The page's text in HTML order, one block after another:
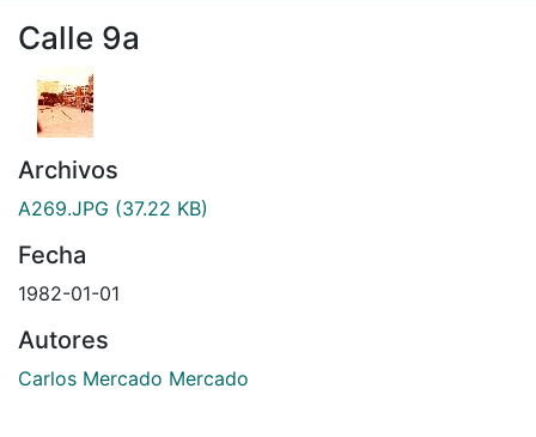
Calle 9a
Archivos
A269.JPG (37.22 KB)
Fecha
1982-01-01
Autores
Carlos Mercado Mercado